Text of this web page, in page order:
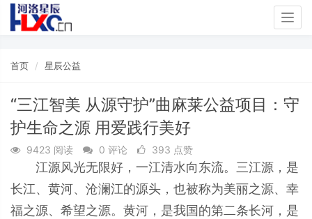
首页 星辰公益
“三江智美 从源守护”曲麻莱公益项目：守
护生命之源 用爱践行美好
9423 阅读 0 评论 393 点赞
江源风光无限好，一江清水向东流。三江源，是
长江、黄河、沧澜江的源头，也被称为美丽之源、幸
福之源、希望之源。黄河，是我国的第二条长河，是